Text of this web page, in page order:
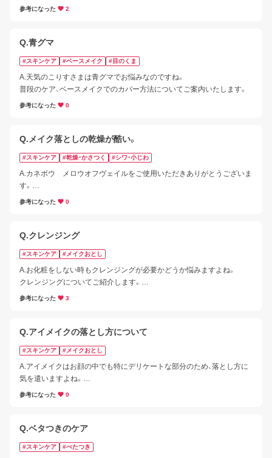
なりますよね。
参考になった 2
Q.青グマ
#スキンケア #ベースメイク #目のくま
A.天気のこりすさまは青グマでお悩みなのですね。
普段のケア、ベースメイクでのカバー方法についてご案内いたします。
参考になった 0
Q.メイク落としの乾燥が酷い。
#スキンケア #乾燥・かさつく #シワ・小じわ
A.カネボウ　メロウオフヴェイルをご使用いただきありがとうございま
す。
犬がほしいさまはお肌の乾燥と眉間のシワが気になるのですね。
参考になった 0
Q.クレンジング
#スキンケア #メイクおとし
A.お化粧をしない時もクレンジングが必要かどうか悩みますよね。
クレンジングについてご紹介します。
皮脂などの汚れを浮き上がらせて落とす効果のあるアイテムです。
ただしメイクをしていない場合でも、落としにくい日焼け止めを使用さ
れている場合や、皮脂のテカリや毛穴の詰まりが気になる場合はクレン
ジングをしてから洗顔をするのもおすすめです。
参考になった 3
Q.アイメイクの落とし方について
#スキンケア #メイクおとし
A.アイメイクはお顔の中でも特にデリケートな部分のため、落とし方に
気を遣いますよね。
丁寧に落としたつもりでもラメが残ってしまったり、目に入りそうで不
としやすくなる場合がありますので、ポイントをご紹介いたします。
参考になった 0
Q.ベタつきのケア
#スキンケア #べたつき